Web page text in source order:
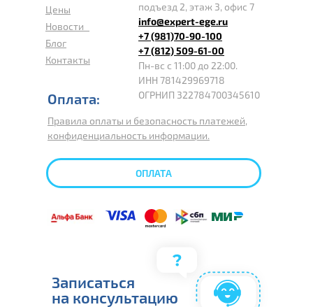
Цены
Новости
Блог
Контакты
подъезд 2, этаж 3, офис 7
info@expert-ege.ru
+7 (981)70-90-100
+7 (812) 509-61-00
Пн-вс с 11:00 до 22:00.
ИНН 781429969718
ОГРНИП 322784700345610
Правила оплаты и безопасность платежей,
конфиденциальность информации.
Оплата:
ОПЛАТА
Записаться
на консультацию